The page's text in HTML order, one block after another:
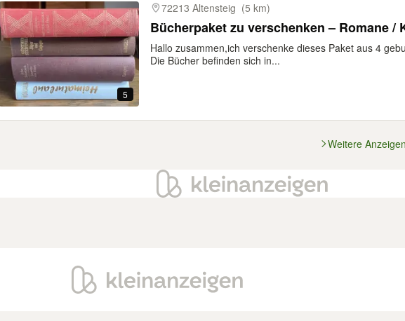
5
72213 Altensteig (5 km)
Bücherpaket zu verschenken – Romane /
Hallo zusammen,ich verschenke dieses Paket aus 4
Die Bücher befinden sich in...
Weitere